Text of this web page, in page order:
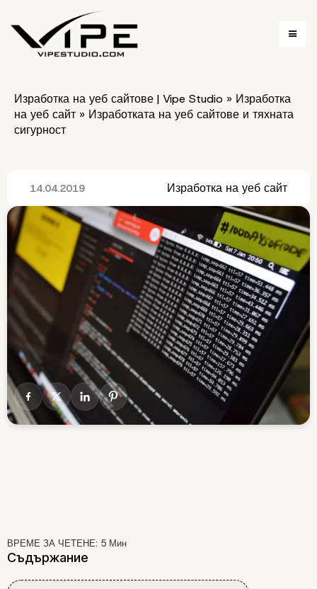
Изработка на уеб сайтове | Vipe Studio » Изработка
на уеб сайт » Изработката на уеб сайтове и тяхната
сигурност
14.04.2019 Изработка на уеб сайт
ВРЕМЕ ЗА ЧЕТЕНЕ: 5 Мин
Съдържание